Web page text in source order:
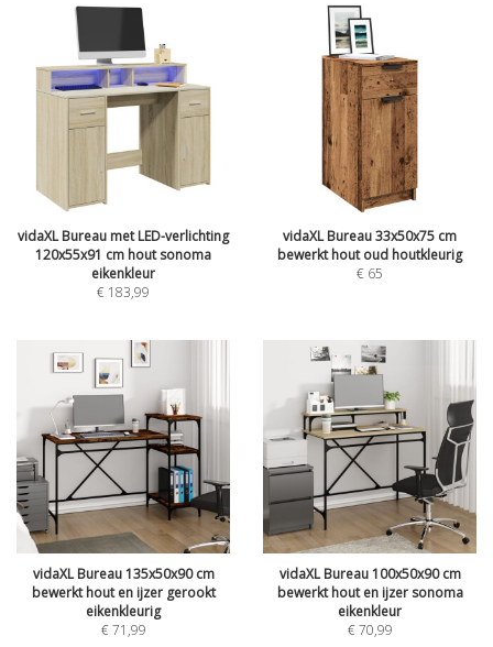
vidaXL Bureau met LED-verlichting
120x55x91 cm hout sonoma
eikenkleur
€ 183,99
vidaXL Bureau 33x50x75 cm
bewerkt hout oud houtkleurig
€ 65
vidaXL Bureau 135x50x90 cm
bewerkt hout en ijzer gerookt
eikenkleurig
€71,99
vidaXL Bureau 100x50x90 cm
bewerkt hout en ijzer sonoma
eikenkleur
€70,99